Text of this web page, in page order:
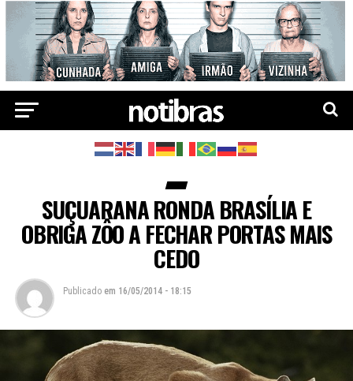
SUÇUARANA RONDA BRASÍLIA E
OBRIGA ZÔO A FECHAR PORTAS MAIS
CEDO
Publicado em 16/05/2014 - 18:15